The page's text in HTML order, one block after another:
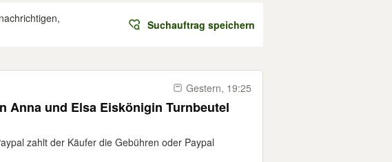
Suchauftrag speichern
Gestern, 19:25
Anna und Elsa Eiskönigin Turnbeutel
zahlt der Käufer die Gebühren oder Paypal